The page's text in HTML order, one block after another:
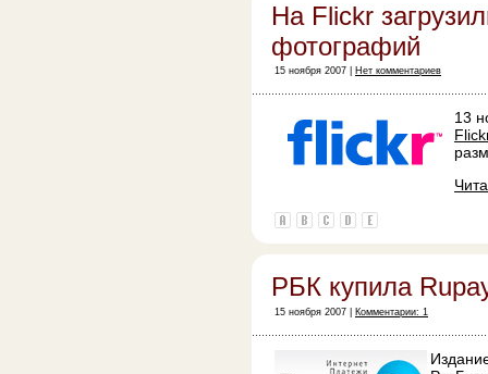
На Flickr
фотографий
15 ноября 2007 | Нет комментариев
13
РБК купила
15 ноября 2007 | Комментарии: 1